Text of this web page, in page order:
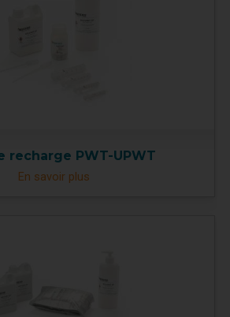
recharge PWT-UPWT
En savoir plus